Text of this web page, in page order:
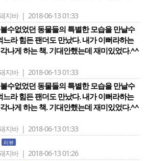
지바 | 2018-06-13 01:33
수없었던 동물들의 특별한 모습을 만날수
느라 힘든 팬더도 만났다. 내가 이뻐라하는
나게 하는 책. 기대안했는데 재미있었다.^^
지바 | 2018-06-13 01:33
수없었던 동물들의 특별한 모습을 만날수
느라 힘든 팬더도 만났다. 내가 이뻐라하는
나게 하는 책. 기대안했는데 재미있었다.^^
지바 | 2018-06-13 01:33
리뷰
지바 | 2018-06-13 01:26